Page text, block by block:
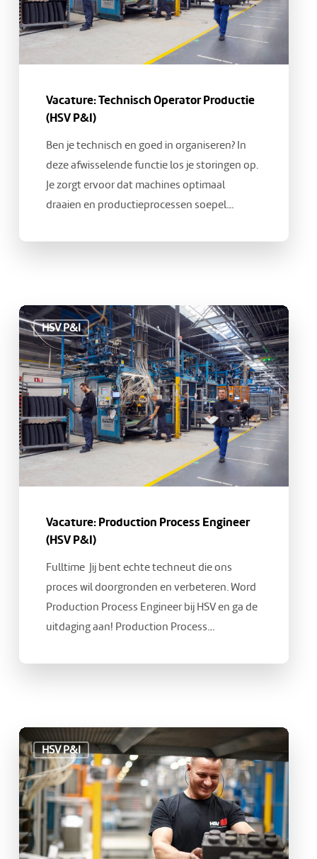
Vacature: Technisch Operator Productie
(HSV P&I)
Ben je technisch en goed in organiseren? In
deze afwisselende functie los je storingen op.
Je zorgt ervoor dat machines optimaal
draaien en productieprocessen soepel…
HSV P&I
Vacature:
Production
Process
Engineer
(HSV
P&I)
Vacature: Production Process Engineer
(HSV P&I)
Fulltime Jij bent echte techneut die ons
proces wil doorgronden en verbeteren. Word
Production Process Engineer bij HSV en ga de
uitdaging aan! Production Process…
HSV P&I
Vacature:
Productiemedewerker
3
ploegendienst
(HSV
P&I)